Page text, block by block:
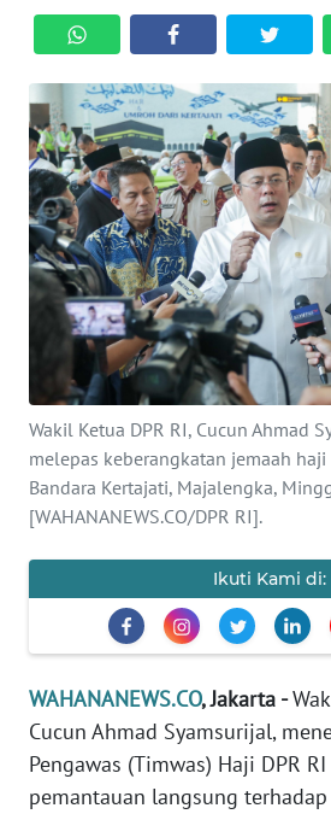
Wakil Ketua DPR RI, Cucun Ahmad
melepas keberangkatan jemaah
Bandara Kertajati, Majalengka,
[WAHANANEWS.CO/DPR RI].
Ikuti Kami di:
WAHANANEWS.CO, Jakarta -
Cucun Ahmad Syamsurijal,
Pengawas (Timwas) Haji DPR
pemantauan langsung
EKUIN
SAINS-TEKNO
KESEHATAN
INTERNASIONAL
SERBA-SERBI
PENDIDIKAN
OLAHRAGA
OPINI
Informasi
INDEKS
BERITA
KONTAK